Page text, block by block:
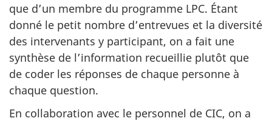
que d’un membre du programme LPC. Étant
donné le petit nombre d’entrevues et la diversité
des intervenants y participant, on a fait une
synthèse de l’information recueillie plutôt que
de coder les réponses de chaque personne à
chaque question.
En collaboration avec le personnel de CIC, on a